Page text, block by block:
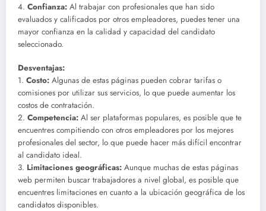
4. Confianza: Al trabajar con profesionales que han sido
evaluados y calificados por otros empleadores, puedes tener una
mayor confianza en la calidad y capacidad del candidato
seleccionado.
Desventajas:
1. Costo: Algunas de estas páginas pueden cobrar tarifas o
comisiones por utilizar sus servicios, lo que puede aumentar los
costos de contratación.
2. Competencia: Al ser plataformas populares, es posible que te
encuentres compitiendo con otros empleadores por los mejores
profesionales del sector, lo que puede hacer más difícil encontrar
al candidato ideal.
3. Limitaciones geográficas: Aunque muchas de estas páginas
web permiten buscar trabajadores a nivel global, es posible que
encuentres limitaciones en cuanto a la ubicación geográfica de los
candidatos disponibles.